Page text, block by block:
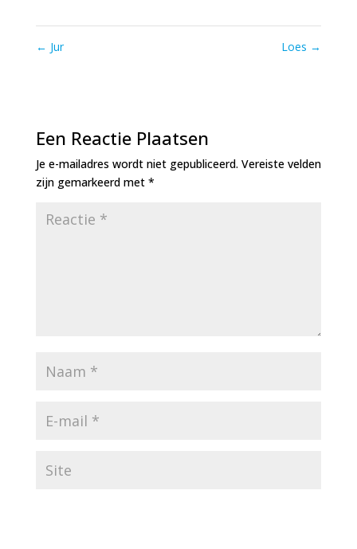
← Jur Loes →
Een Reactie Plaatsen
Je e-mailadres wordt niet gepubliceerd. Vereiste velden
zijn gemarkeerd met *